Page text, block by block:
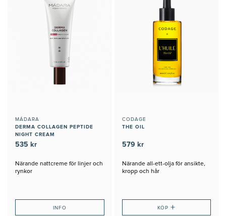
MÁDARA
DERMA COLLAGEN PEPTIDE
NIGHT CREAM
535 kr
Närande nattcreme för linjer och
rynkor
INFO
CODAGE
THE OIL
579 kr
Närande all-ett-olja för ansikte,
kropp och hår
KÖP +